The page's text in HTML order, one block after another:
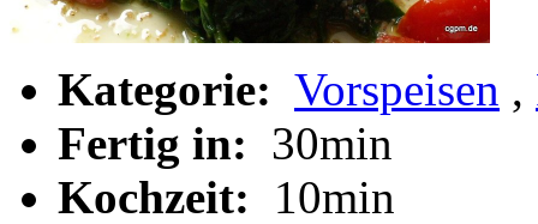
Kategorie: Vorspeisen ,
Fertig in: 30min
Kochzeit:
10min